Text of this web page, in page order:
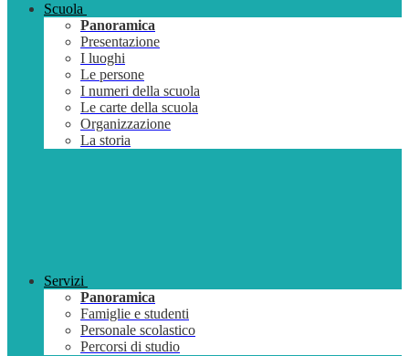
Scuola
Panoramica
Presentazione
I luoghi
Le persone
I numeri della scuola
Le carte della scuola
Organizzazione
La storia
Servizi
Panoramica
Famiglie e studenti
Personale scolastico
Percorsi di studio